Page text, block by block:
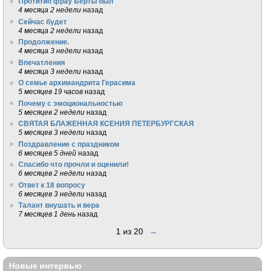
4 месяца 2 недели назад
Сейчас будет
4 месяца 2 недели назад
Продолжение.
4 месяца 3 недели назад
Впечатления
4 месяца 3 недели назад
О семье архимандрита Герасима
5 месяцев 19 часов назад
Почему с эмоциональностью
5 месяцев 2 недели назад
СВЯТАЯ БЛАЖЕННАЯ КСЕНИЯ ПЕТЕРБУРГСКАЯ
5 месяцев 3 недели назад
Поздравление с праздником
6 месяцев 5 дней назад
Спасибо что прочли и оценили!
6 месяцев 2 недели назад
Ответ к 18 вопросу
6 месяцев 3 недели назад
Талант внушать и вера
7 месяцев 1 день назад
1 из 20 →
Новые интервью